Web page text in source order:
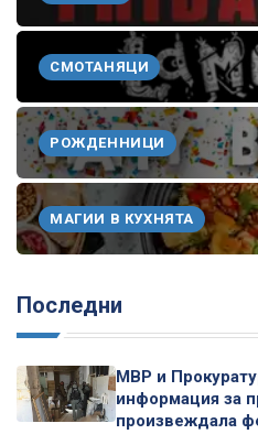
СМОТАНЯЦИ
РОЖДЕННИЦИ
МАГИИ В КУХНЯТА
Последни
МВР и
информация за
произвеждала